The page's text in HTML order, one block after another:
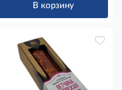
В корзину